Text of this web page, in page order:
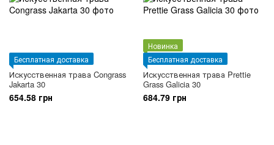
Бесплатная доставка
Искусственная трава Congrass
Jakarta 30
654.58 грн
Новинка
Бесплатная доставка
Искусственная трава Prettie
Grass Galicia 30
684.79 грн